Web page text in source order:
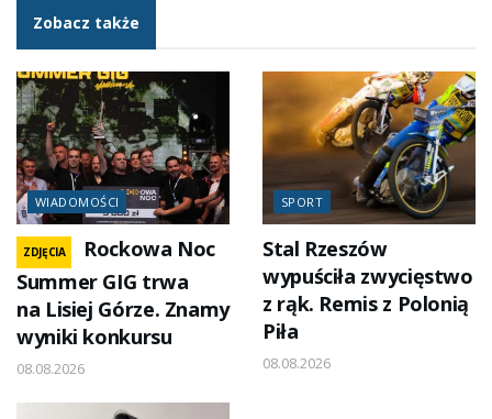
Zobacz także
WIADOMOŚCI
ZDJĘCIA
Rockowa Noc
Summer GIG trwa
na Lisiej Górze. Znamy
wyniki konkursu
08.08.2026
SPORT
Stal Rzeszów
wypuściła zwycięstwo
z rąk. Remis z Polonią
Piła
08.08.2026